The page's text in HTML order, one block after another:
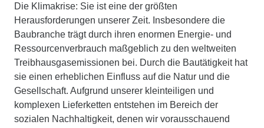
Die Klimakrise: Sie ist eine der größten
Herausforderungen unserer Zeit. Insbesondere die
Baubranche trägt durch ihren enormen Energie- und
Ressourcenverbrauch maßgeblich zu den weltweiten
Treibhausgasemissionen bei. Durch die Bautätigkeit hat
sie einen erheblichen Einfluss auf die Natur und die
Gesellschaft. Aufgrund unserer kleinteiligen und
komplexen Lieferketten entstehen im Bereich der
sozialen Nachhaltigkeit, denen wir vorausschauend